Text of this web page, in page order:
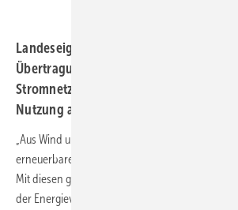
Landeseigener Fernwärmeversorger
Übertragungsnetzkonzern 50 Hertz und
Stromnetzunternehmen der Stadt
Nutzung ab 2028 auf.
„Aus Wind und Sonne wird Wärme. Nutzen statt
erneuerbare Wärme für Berlin. Wärmewende im
Mit diesen gleich drei Slogans für eine
der Energieversorgung der Hauptstadt kündigte